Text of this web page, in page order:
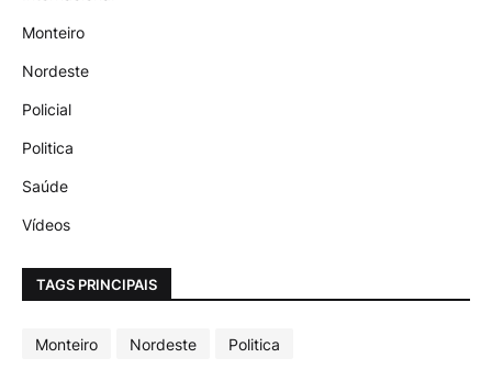
Monteiro
Nordeste
Policial
Politica
Saúde
Vídeos
TAGS PRINCIPAIS
Monteiro Nordeste Politica